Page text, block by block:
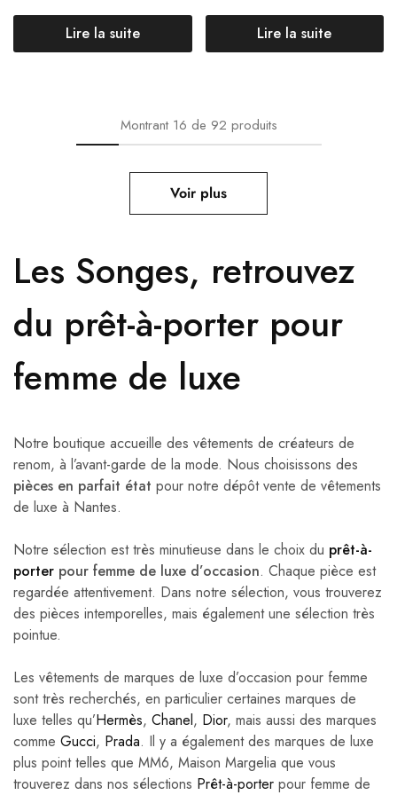
Lire la suite Lire la suite
Montrant16 de 92 produits
Voir plus
Les Songes, retrouvez
du prêt-à-porter pour
femme de luxe
Notre boutique accueille des vêtements de créateurs de
renom, à l’avant-garde de la mode. Nous choisissons des
pièces en parfait état pour notre dépôt vente de vêtements
de luxe à Nantes.
Notre sélection est très minutieuse dans le choix du prêt-à-
porter pour femme de luxe d’occasion. Chaque pièce est
regardée attentivement. Dans notre sélection, vous trouverez
des pièces intemporelles, mais également une sélection très
pointue.
Les vêtements de marques de luxe d’occasion pour femme
sont très recherchés, en particulier certaines marques de
luxe telles qu’Hermès, Chanel, Dior, mais aussi des marques
comme Gucci, Prada. Il y a également des marques de luxe
plus point telles que MM6, Maison Margelia que vous
trouverez dans nos sélections Prêt-à-porter pour femme de